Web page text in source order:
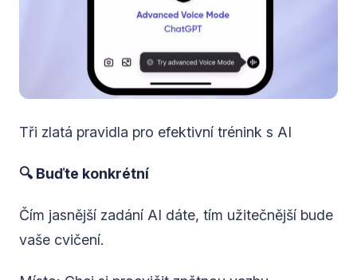
Tři zlatá pravidla pro efektivní trénink s AI
🔍 Buďte konkrétní
Čím jasnější zadání AI dáte, tím užitečnější bude
vaše cvičení.